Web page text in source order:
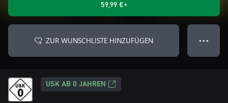
59,99 €+
ZUR WUNSCHLISTE HINZUFÜGEN ● ● ●
USK AB 0 JAHREN